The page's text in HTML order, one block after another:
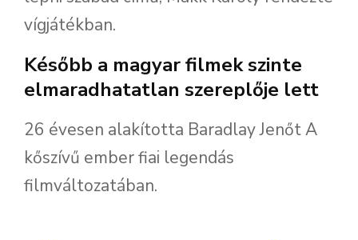
vígjátékban.
Később a magyar filmek szinte
elmaradhatatlan szereplője lett
26 évesen alakította Baradlay Jenőt A
kőszívű ember fiai legendás
filmváltozatában.